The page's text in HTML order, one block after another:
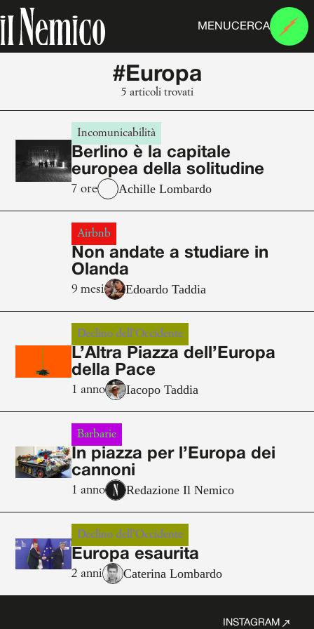
MENUCERCA
#Europa
5 articoli trovati
Incomunicabilità
Berlino è la capitale
europea della solitudine
7 ore Achille Lombardo
Airbnb
Non andate a studiare in
Olanda
9 mesi Edoardo Taddia
Declino dell'Occidente
L’Altra Piazza dell’Europa
della Pace
1 anno Iacopo Taddia
Barbarie
In piazza per l’Europa dei
cannoni
1 anno Redazione Il Nemico
Declino dell'Occidente
Europa esaurita
2 anni Caterina Lombardo
INSTAGRAM